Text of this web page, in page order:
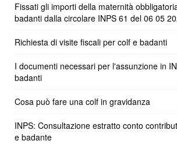
Fissati gli importi della maternità
badanti dalla circolare INPS 61 del 06 05
Richiesta di visite fiscali per colf e badanti
I documenti necessari per l'assunzione in
badanti
Cosa può fare una colf in gravidanza
INPS: Consultazione estratto conto
e badante